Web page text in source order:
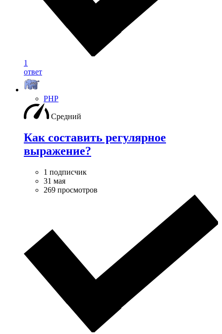
1
ответ
PHP
Средний
Как составить регулярное
выражение?
1 подписчик
31 мая
269 просмотров